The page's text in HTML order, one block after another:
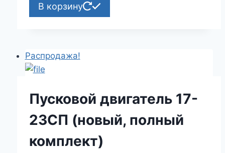
В корзину
Распродажа!
Пусковой двигатель 17-
23СП (новый, полный
комплект)